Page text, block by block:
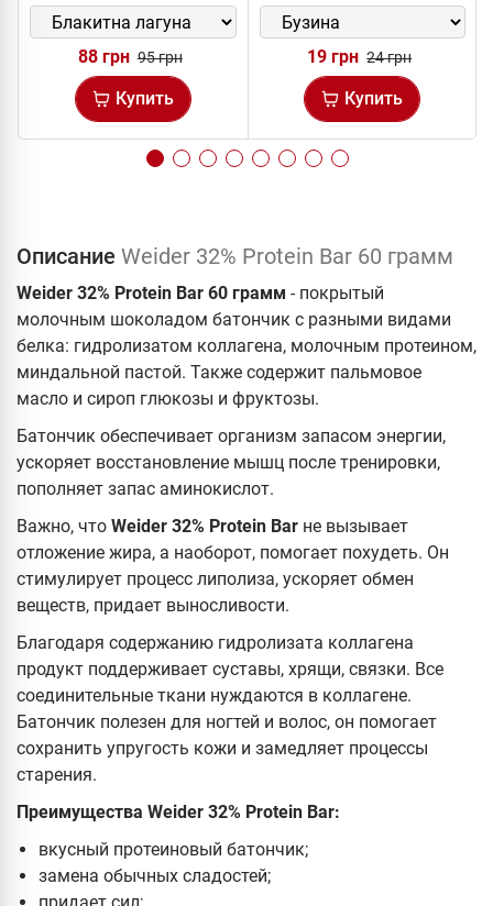
88 грн 95 грн
Купить
19 грн 24 грн
Купить
Описание Weider 32% Protein Bar 60 грамм
Weider 32% Protein Bar 60 грамм - покрытый
молочным шоколадом батончик с разными видами
белка: гидролизатом коллагена, молочным протеином,
миндальной пастой. Также содержит пальмовое
масло и сироп глюкозы и фруктозы.
Батончик обеспечивает организм запасом энергии,
ускоряет восстановление мышц после тренировки,
пополняет запас аминокислот.
Важно, что Weider 32% Protein Bar не вызывает
отложение жира, а наоборот, помогает похудеть. Он
стимулирует процесс липолиза, ускоряет обмен
веществ, придает выносливости.
Благодаря содержанию гидролизата коллагена
продукт поддерживает суставы, хрящи, связки. Все
соединительные ткани нуждаются в коллагене.
Батончик полезен для ногтей и волос, он помогает
сохранить упругость кожи и замедляет процессы
старения.
Преимущества Weider 32% Protein Bar:
вкусный протеиновый батончик;
замена обычных сладостей;